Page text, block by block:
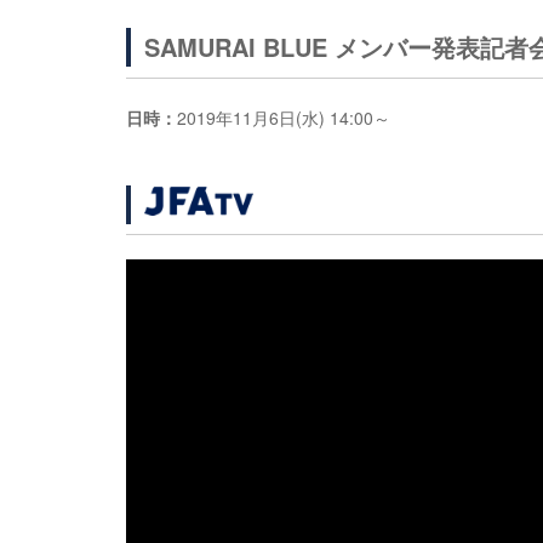
SAMURAI BLUE メンバー発表記者
日時： 2019年11月6日(水) 14:00～